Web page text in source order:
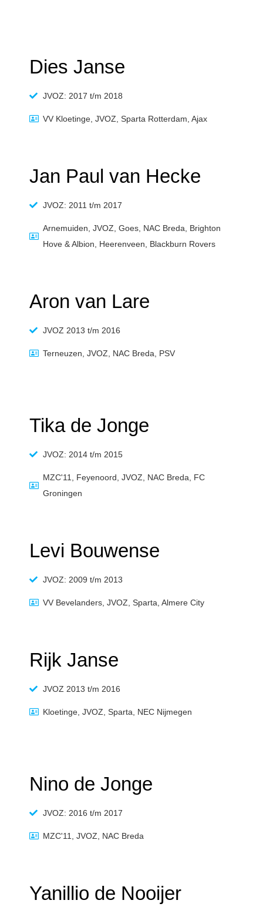
Dies Janse
JVOZ: 2017 t/m 2018
VV Kloetinge, JVOZ, Sparta Rotterdam, Ajax
Jan Paul van Hecke
JVOZ: 2011 t/m 2017
Arnemuiden, JVOZ, Goes, NAC Breda, Brighton
Hove & Albion, Heerenveen, Blackburn Rovers
Aron van Lare
JVOZ 2013 t/m 2016
Terneuzen, JVOZ, NAC Breda, PSV
Tika de Jonge
JVOZ: 2014 t/m 2015
MZC'11, Feyenoord, JVOZ, NAC Breda, FC
Groningen
Levi Bouwense
JVOZ: 2009 t/m 2013
VV Bevelanders, JVOZ, Sparta, Almere City
Rijk Janse
JVOZ 2013 t/m 2016
Kloetinge, JVOZ, Sparta, NEC Nijmegen
Nino de Jonge
JVOZ: 2016 t/m 2017
MZC'11, JVOZ, NAC Breda
Yanillio de Nooijer